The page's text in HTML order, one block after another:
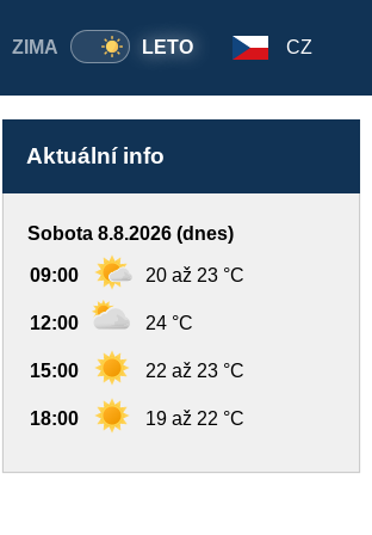
ZIMA LETO CZ
Aktuální info
Sobota 8.8.2026 (dnes)
09:00 20 až 23 °C
12:00 24 °C
15:00 22 až 23 °C
18:00 19 až 22 °C